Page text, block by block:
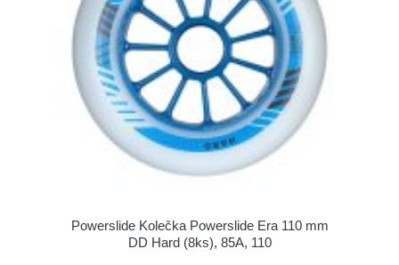
Powerslide Kolečka Powerslide Era 110 mm
DD Hard (8ks), 85A, 110